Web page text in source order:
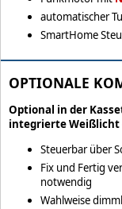
automatischer
SmartHome
OPTIONALE
Optional in der
integrierte Weißlicht
Steuerbar über
Fix und Fertig
notwendig
Wahlweise